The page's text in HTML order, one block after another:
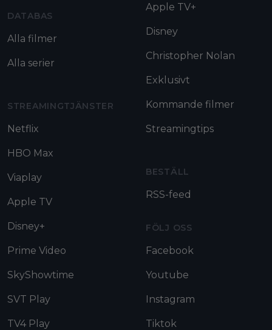
DATABAS
Alla filmer
Alla serier
STREAMINGTJÄNSTER
Netflix
HBO Max
Viaplay
Apple TV
Disney+
Prime Video
SkyShowtime
SVT Play
TV4 Play
Apple TV+
Disney
Christopher Nolan
Exklusivt
Kommande filmer
Streamingtips
BESTÄLL
RSS-feed
FÖLJ OSS
Facebook
Youtube
Instagram
Tiktok